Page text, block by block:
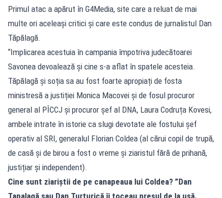
Primul atac a apărut în G4Media, site care a reluat de mai
multe ori aceleași critici și care este condus de jurnalistul Dan
Tăpălagă.
“Implicarea acestuia în campania împotriva judecătoarei
Savonea devoalează și cine s-a aflat în spatele acesteia.
Tăpălagă și soția sa au fost foarte apropiați de fosta
ministresă a justiției Monica Macovei și de fosul procuror
general al PÎCCJ și procuror șef al DNA, Laura Codruța Kovesi,
ambele intrate în istorie ca slugi devotate ale fostului șef
operativ al SRI, generalul Florian Coldea (al cărui copil de trupă,
de casă și de birou a fost o vreme și ziaristul fără de prihană,
justițiar și independent).
Cine sunt ziariștii de pe canapeaua lui Coldea? ”Dan
Tapalagă sau Dan Turturică îi toceau preșul de la ușă.